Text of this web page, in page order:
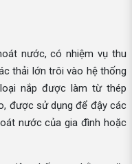
nước, có nhiệm vụ thu
thải lớn trôi vào hệ thống
nắp được làm từ thép
được sử dụng để đậy các
nước của gia đình hoặc